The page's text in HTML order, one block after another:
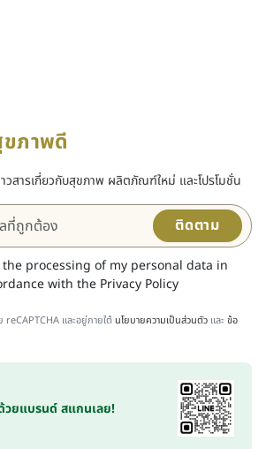
ภาพดี
สารเกี่ยวกับสุขภาพ ผลิตภัณฑ์ใหม่ และโปรโมชั่น
ติดตาม
processing of my personal data in
with the Privacy Policy
reCAPTCHA และอยู่ภายใต้ นโยบายความเป็นส่วนตัว และข้อ
ยแบรนด์ สแกนเลย!